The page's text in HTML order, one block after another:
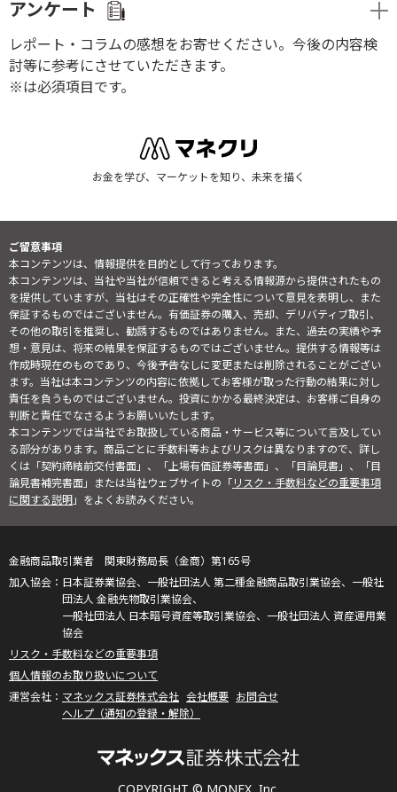
アンケート
レポート・コラムの感想をお寄せください。今後の内容検
討等に参考にさせていただきます。
※は必須項目です。
お金を学び、マーケットを知り、未来を描く
ご留意事項
本コンテンツは、情報提供を目的として行っております。
本コンテンツは、当社や当社が信頼できると考える情報源から提供されたもの
を提供していますが、当社はその正確性や完全性について意見を表明し、また
保証するものではございません。有価証券の購入、売却、デリバティブ取引、
その他の取引を推奨し、勧誘するものではありません。また、過去の実績や予
想・意見は、将来の結果を保証するものではございません。提供する情報等は
作成時現在のものであり、今後予告なしに変更または削除されることがござい
ます。当社は本コンテンツの内容に依拠してお客様が取った行動の結果に対し
責任を負うものではございません。投資にかかる最終決定は、お客様ご自身の
判断と責任でなさるようお願いいたします。
本コンテンツでは当社でお取扱している商品・サービス等について言及してい
る部分があります。商品ごとに手数料等およびリスクは異なりますので、詳し
くは「契約締結前交付書面」、「上場有価証券等書面」、「目論見書」、「目
論見書補完書面」または当社ウェブサイトの「リスク・手数料などの重要事項
に関する説明」をよくお読みください。
COPYRIGHT © MONEX, Inc.
金融商品取引業者 関東財務局長（金商）第165号
日本証券業協会、一般社団法人 第二種金融商品取引業協会、一般社
団法人 金融先物取引業協会、
一般社団法人 日本暗号資産等取引業協会、一般社団法人 資産運用業
協会
リスク・手数料などの重要事項
個人情報のお取り扱いについて
マネックス証券株式会社 会社概要 お問合せ
ヘルプ（通知の登録・解除）